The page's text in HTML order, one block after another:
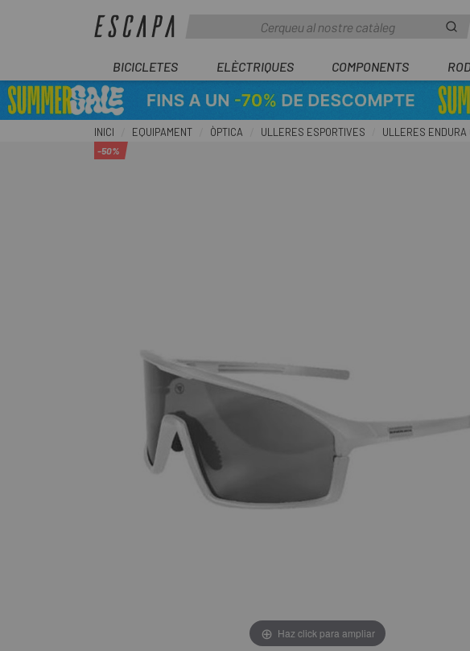
BICICLETES ELÈCTRIQUES COMPONENTS
INICI EQUIPAMENT ÒPTICA ULLERES ESPORTIVES ULLERES ENDURA
-50%
Haz click para ampliar